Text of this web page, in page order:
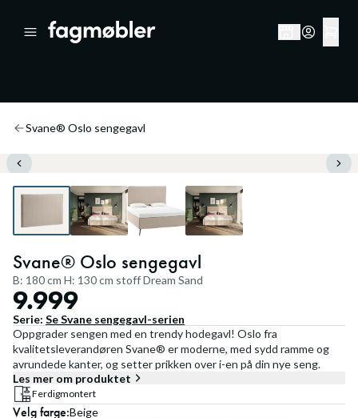
Svane® Oslo sengegavl
Svane® Oslo sengegavl
B: 180 cm H: 130 cm stoff Dream Sand
9.999
Serie: SeSvane sengegavl-serien
Oppgrader sengen med en trendy hodegavl! Oslo fra
kvalitetsleverandøren Svane® er moderne, med sydd ramme og
avrundede kanter, og setter prikken over i-en på din nye seng.
Les mer om produktet
Ferdigmontert
Velgfarge:Beige